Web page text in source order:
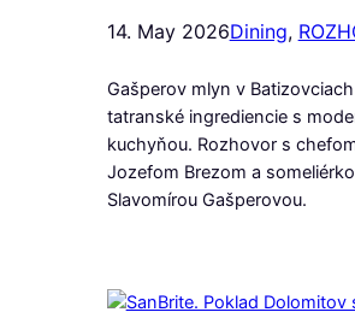
14. May 2026Dining,
Gašperov mlyn v
tatranské ingrediencie s
kuchyňou. Rozhovor s
Jozefom Brezom a
Slavomírou Gašperovou.